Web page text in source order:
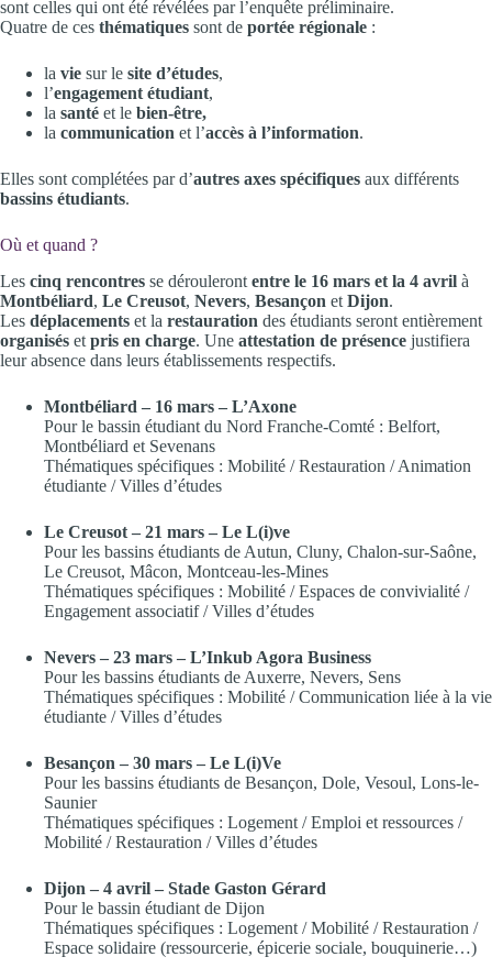
sont celles qui ont été révélées par l’enquête préliminaire.
Quatre de ces thématiques sont de portée régionale :
la vie sur le site d’études,
l’engagement étudiant,
la santé et le bien-être,
la communication et l’accès à l’information.
Elles sont complétées par d’autres axes spécifiques aux différents
bassins étudiants.
Où et quand ?
Les cinq rencontres se dérouleront entre le 16 mars et la 4 avril à
Montbéliard, Le Creusot, Nevers, Besançon et Dijon.
Les déplacements et la restauration des étudiants seront entièrement
organisés et pris en charge. Une attestation de présence justifiera
leur absence dans leurs établissements respectifs.
Montbéliard – 16 mars – L’Axone
Pour le bassin étudiant du Nord Franche-Comté : Belfort,
Montbéliard et Sevenans
Thématiques spécifiques : Mobilité / Restauration / Animation
étudiante / Villes d’études
Le Creusot – 21 mars – Le L(i)ve
Pour les bassins étudiants de Autun, Cluny, Chalon-sur-Saône,
Le Creusot, Mâcon, Montceau-les-Mines
Thématiques spécifiques : Mobilité / Espaces de convivialité /
Engagement associatif / Villes d’études
Nevers – 23 mars – L’Inkub Agora Business
Pour les bassins étudiants de Auxerre, Nevers, Sens
Thématiques spécifiques : Mobilité / Communication liée à la vie
étudiante / Villes d’études
Besançon – 30 mars – Le L(i)Ve
Pour les bassins étudiants de Besançon, Dole, Vesoul, Lons-le-
Saunier
Thématiques spécifiques : Logement / Emploi et ressources /
Mobilité / Restauration / Villes d’études
Dijon – 4 avril – Stade Gaston Gérard
Pour le bassin étudiant de Dijon
Thématiques spécifiques : Logement / Mobilité / Restauration /
Espace solidaire (ressourcerie, épicerie sociale, bouquinerie…)